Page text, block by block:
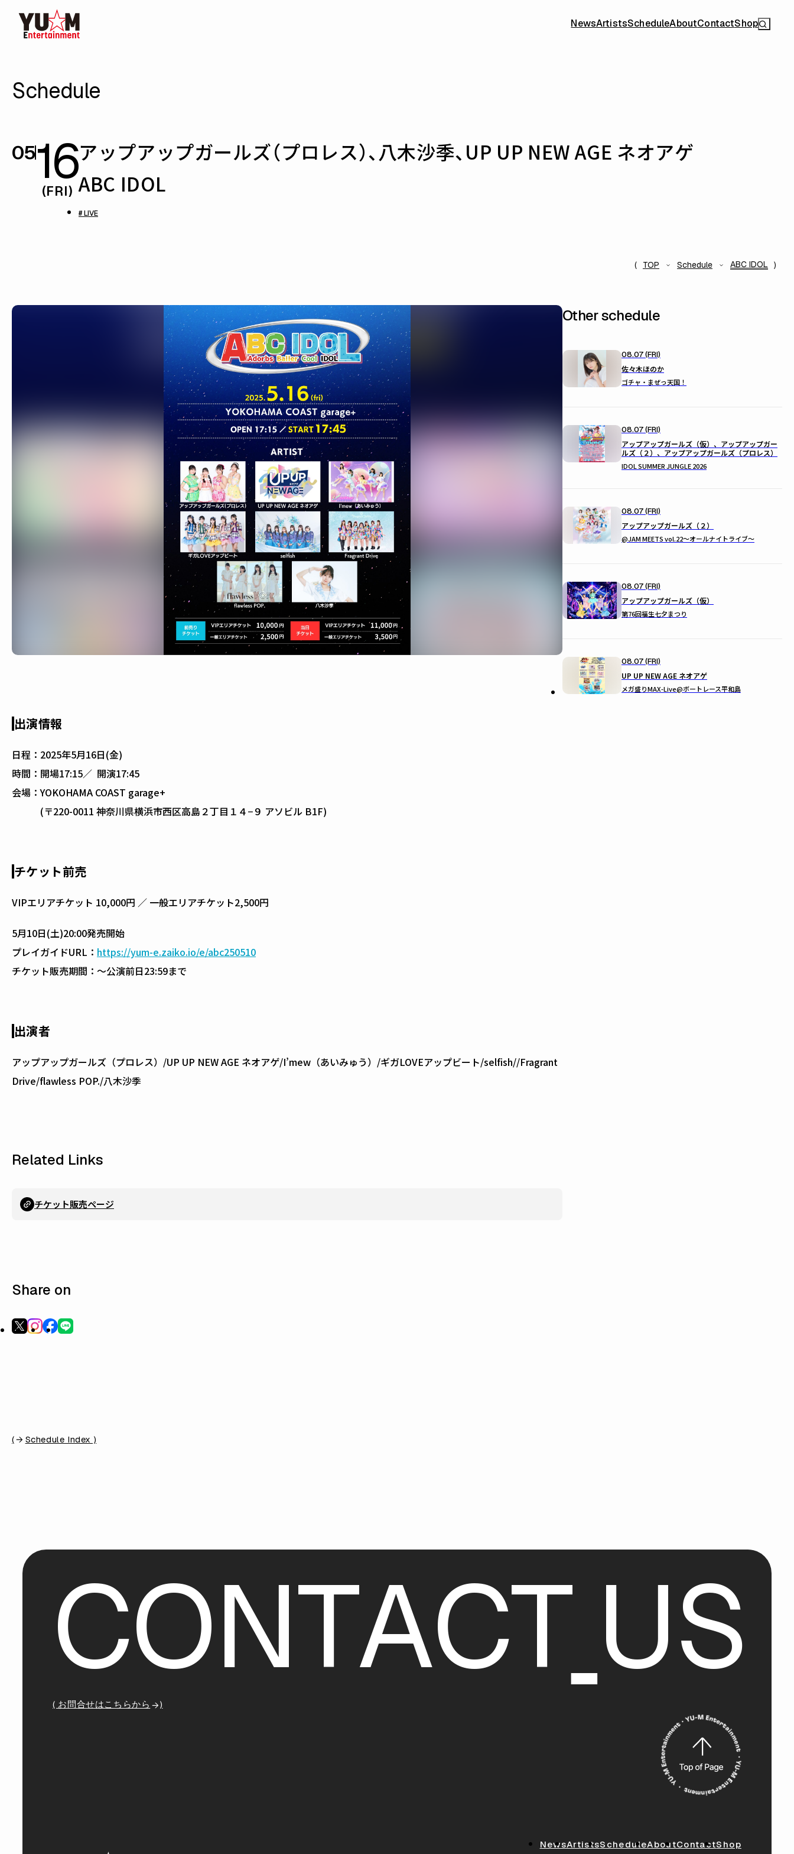
NewsArtistsScheduleAboutContactShop
Schedule
0516
(FRI)
アップアップガールズ（プロレス）、八木沙季、UP UP NEW AGE ネオアゲ
ABC IDOL
# LIVE
TOP Schedule ABC IDOL
出演情報
日程： 2025年5月16日(金)
時間： 開場17:15／ 開演17:45
会場：YOKOHAMA COAST garage+
(〒220-0011 神奈川県横浜市西区高島２丁目１４−９ アソビル B1F)
チケット前売
VIPエリアチケット 10,000円 ／ 一般エリアチケット2,500円
5月10日(土)20:00発売開始
プレイガイドURL： https://yum-e.zaiko.io/e/abc250510
チケット販売期間：～公演前日23:59まで
出演者
アップアップガールズ（プロレス）/UP UP NEW AGE ネオアゲ/I’mew（あいみゅう）/ギガLOVEアップビート/selfish//Fragrant
Drive/flawless POP./八木沙季
Related Links
チケット販売ページ
Share on
Other schedule
08.07 (FRI)
佐々木ほのか
ゴチャ・まぜっ天国！
08.07 (FRI)
アップアップガールズ（仮）、アップアップガー
ルズ（２）、アップアップガールズ（プロレス）
IDOL SUMMER JUNGLE 2026
08.07 (FRI)
アップアップガールズ（２）
@JAM MEETS vol.22〜オールナイトライブ〜
08.07 (FRI)
アップアップガールズ（仮）
第76回福生七夕まつり
08.07 (FRI)
UP UP NEW AGE ネオアゲ
メガ盛りMAX-Live@ボートレース平和島
( Schedule Index )
CONTACT US
( お問合せはこちらから )
NewsArtistsScheduleAboutContactShop